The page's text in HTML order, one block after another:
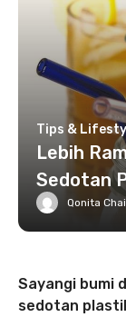
Tips &
Lebih
Sedotan
Qonita
Sayangi bumi
sedotan